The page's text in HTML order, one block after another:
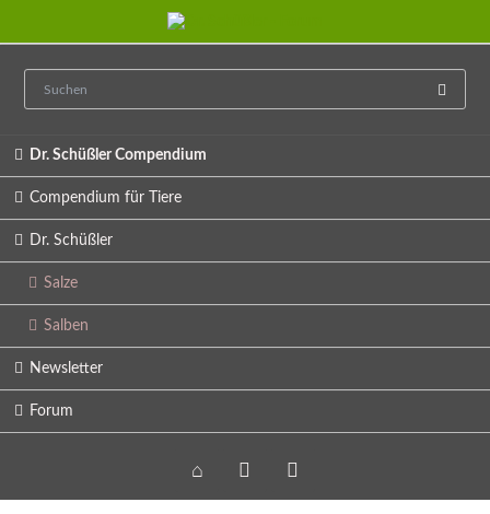
Dr. Schüßler Compendium
Compendium für Tiere
Dr. Schüßler
Salze
Salben
Newsletter
Forum